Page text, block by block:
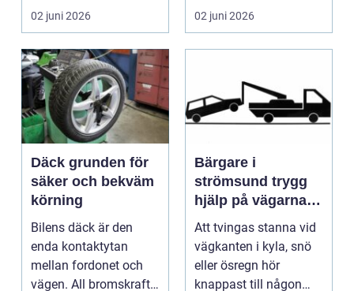
många biläg...
02 juni 2026
teknik, histo...
02 juni 2026
Däck grunden för
säker och bekväm
körning
Bilens däck är den
enda kontaktytan
mellan fordonet och
vägen. All bromskraft,
Bärgare i
strömsund trygg
hjälp på vägarna
året runt
Att tvingas stanna vid
vägkanten i kyla, snö
eller ösregn hör
knappast till någon